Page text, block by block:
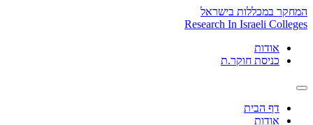
Skip
to
המחקר במכללות בישראל
Research In Israeli Colleges
אודות
כניסת חוקר.ת
דף הבית
אודות